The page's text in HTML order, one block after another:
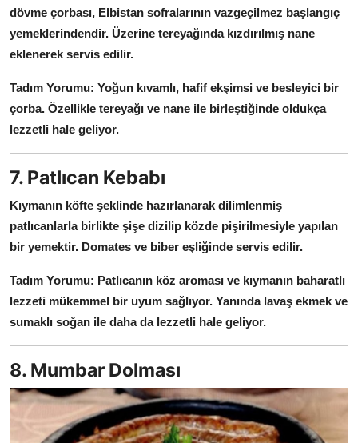
dövme çorbası, Elbistan sofralarının vazgeçilmez başlangıç
yemeklerindendir. Üzerine tereyağında kızdırılmış nane
eklenerek servis edilir.
Tadım Yorumu: Yoğun kıvamlı, hafif ekşimsi ve besleyici bir
çorba. Özellikle tereyağı ve nane ile birleştiğinde oldukça
lezzetli hale geliyor.
7. Patlıcan Kebabı
Kıymanın köfte şeklinde hazırlanarak dilimlenmiş
patlıcanlarla birlikte şişe dizilip közde pişirilmesiyle yapılan
bir yemektir. Domates ve biber eşliğinde servis edilir.
Tadım Yorumu: Patlıcanın köz aroması ve kıymanın baharatlı
lezzeti mükemmel bir uyum sağlıyor. Yanında lavaş ekmek ve
sumaklı soğan ile daha da lezzetli hale geliyor.
8. Mumbar Dolması